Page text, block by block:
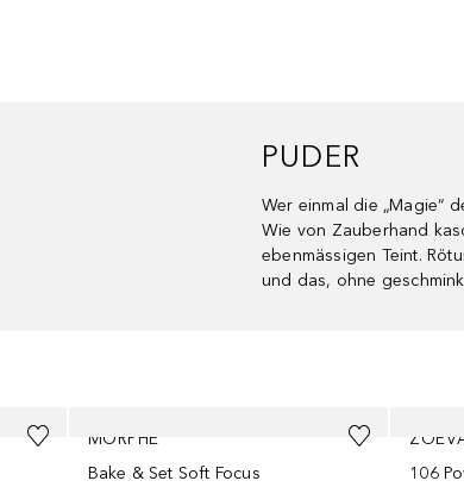
PUDER
Wer einmal die „Magie“
Wie von Zauberhand
ebenmässigen Teint.
und das, ohne
MORPHE
Bake & Set Soft Focus
106